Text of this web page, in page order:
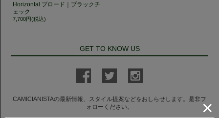
Horizontal ブロード｜ブラックチ
ェック
7,700円(税込)
GET TO KNOW US
CAMICIANISTAの最新情報、スタイル提案などをおしらせします。是非フ
ォローください。